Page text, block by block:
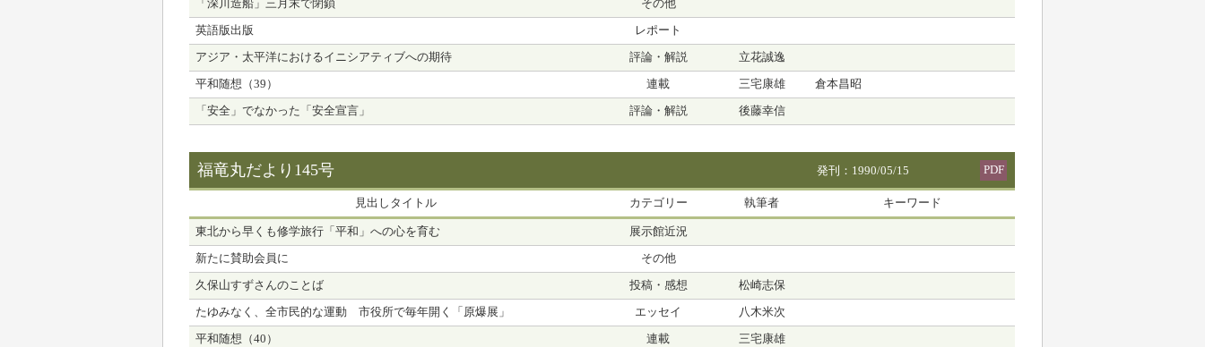
「深川造船」三月末で閉鎖 その他
英語版出版 レポート
アジア・太平洋におけるイニシアティブへの期待 評論・解説 立花誠逸
平和随想（39） 連載 三宅康雄 倉本昌昭
「安全」でなかった「安全宣言」 評論・解説 後藤幸信
福竜丸だより145号 発刊：1990/05/15 PDF
見出しタイトル カテゴリー 執筆者 キーワード
東北から早くも修学旅行「平和」への心を育む 展示館近況
新たに賛助会員に その他
久保山すずさんのことば 投稿・感想 松崎志保
たゆみなく、全市民的な運動 市役所で毎年開く「原爆展」 エッセイ 八木米次
平和随想（40） 連載 三宅康雄